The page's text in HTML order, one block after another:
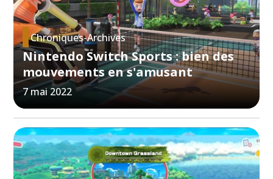
Chroniques-Archives
Nintendo Switch Sports : bien des
mouvements en s'amusant
7 mai 2022